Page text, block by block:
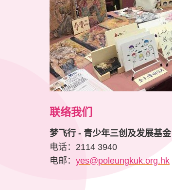
联络我们
梦飞行 - 青少年三创及发展基金
电话：2114 3940
电邮： yes@poleungkuk.org.hk